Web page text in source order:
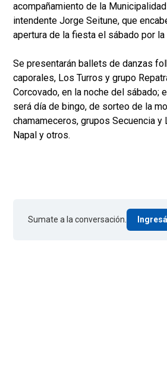
acompañamiento de la
intendente Jorge Seitune, que
apertura de la fiesta el sábado por la
Se presentarán ballets de danzas
caporales, Los Turros y grupo
Corcovado, en la noche del sábado;
será día de bingo, de sorteo de la
chamameceros, grupos Secuencia y
Napal y otros.
Sumate a la conversación.